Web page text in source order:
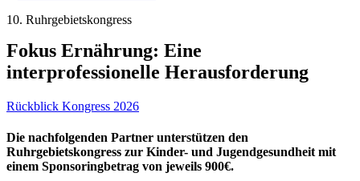
10. Ruhrgebietskongress
Fokus Ernährung: Eine
interprofessionelle Herausforderung
Rückblick Kongress 2026
Die nachfolgenden Partner unterstützen den
Ruhrgebietskongress zur Kinder- und Jugendgesundheit mit
einem Sponsoringbetrag von jeweils 900€.